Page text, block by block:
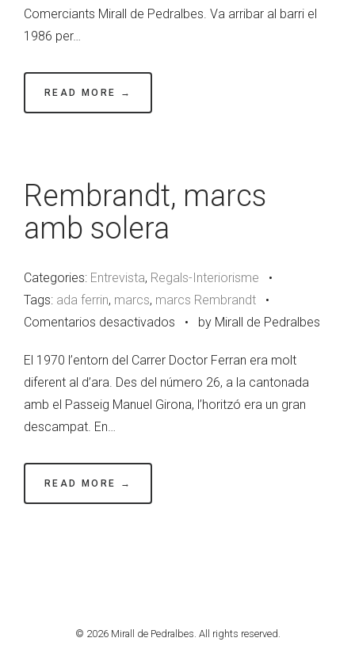
Comerciants Mirall de Pedralbes. Va arribar al barri el
1986 per…
READ MORE →
Rembrandt, marcs
amb solera
Categories: Entrevista, Regals-Interiorisme •
Tags: ada ferrin, marcs, marcs Rembrandt •
Comentarios desactivados en
marcs
amb
solera
• by Mirall de Pedralbes
El 1970 l’entorn del Carrer Doctor Ferran era molt
diferent al d’ara. Des del número 26, a la cantonada
amb el Passeig Manuel Girona, l’horitzó era un gran
descampat. En…
READ MORE →
© 2026 Mirall de Pedralbes. All rights reserved.